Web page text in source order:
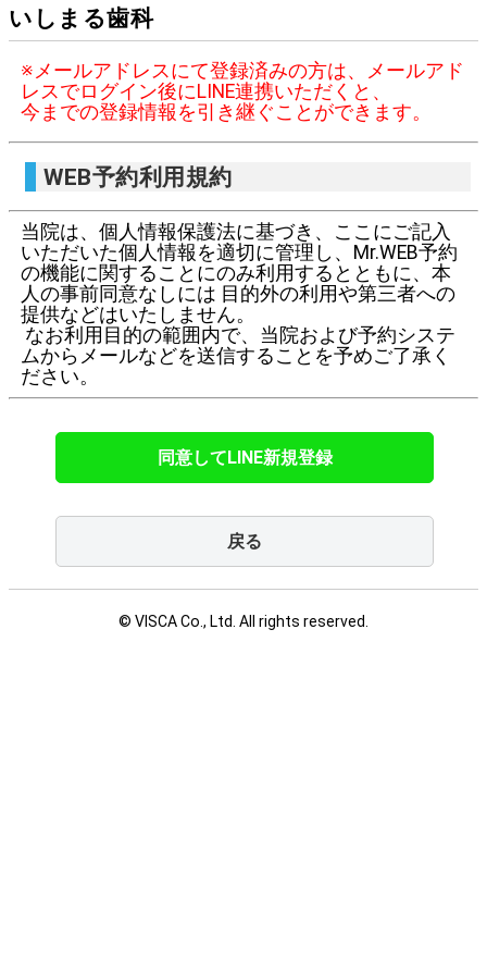
いしまる歯科
※メールアドレスにて登録済みの方は、メールアド
レスでログイン後にLINE連携いただくと、
今までの登録情報を引き継ぐことができます。
WEB予約利用規約
当院は、個人情報保護法に基づき、ここにご記入
いただいた個人情報を適切に管理し、Mr.WEB予約
の機能に関することにのみ利用するとともに、本
人の事前同意なしには 目的外の利用や第三者への
提供などはいたしません。
なお利用目的の範囲内で、当院および予約システ
ムからメールなどを送信することを予めご了承く
ださい。
同意してLINE新規登録
戻る
© VISCA Co., Ltd. All rights reserved.